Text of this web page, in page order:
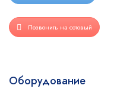
Позвонить на сотовый
Оборудование